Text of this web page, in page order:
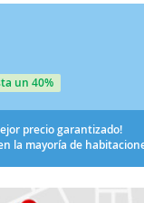
un 40%
precio garantizado!
la mayoría de